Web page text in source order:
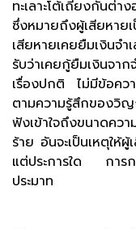
ทะเลาะโต้เถียงกันต่
ซึ่งหมายถึงผู้เสียหาย
เสียหายเคยยืมเงินจ
รับว่าเคยกู้ยืมเงินจา
เรื่องปกติ ไม่มีข้อคว
ตามความรู้สึกของวิ
ฟังเข้าใจถึงขนาดคว
ร้าย อันจะเป็นเหตุให้
แต่ประการใด การก
ประมาท